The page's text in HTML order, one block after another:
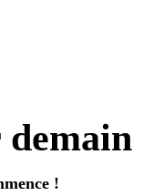
demain
!